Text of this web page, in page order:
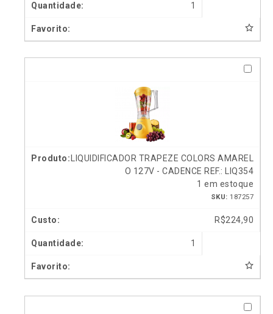
1
LIQUIDIFICADOR TRAPEZE COLORS AMAREL
O 127V - CADENCE REF.: LIQ354
1 em estoque
SKU: 187257
R$224,90
1